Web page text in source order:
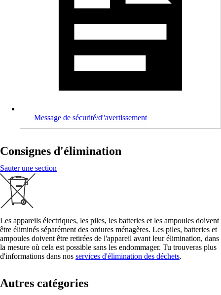
Message de sécurité/d''avertissement
Consignes d'élimination
Sauter une section
Les appareils électriques, les piles, les batteries et les ampoules doivent
être éliminés séparément des ordures ménagères. Les piles, batteries et
ampoules doivent être retirées de l'appareil avant leur élimination, dans
la mesure où cela est possible sans les endommager. Tu trouveras plus
d'informations dans nos services d'élimination des déchets.
Autres catégories